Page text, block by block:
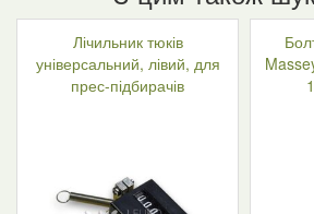
Лічильник тюків
універсальний, лівий, для
прес-підбирачів